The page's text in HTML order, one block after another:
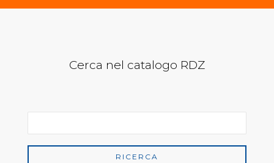
Cerca nel catalogo RDZ